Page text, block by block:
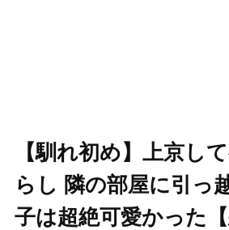
【馴れ初め】上京し
らし 隣の部屋に引っ
子は超絶可愛かった